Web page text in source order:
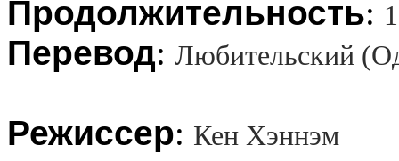
Продолжительность:
Перевод: Любительский
Режиссер: Кен Хэннэм